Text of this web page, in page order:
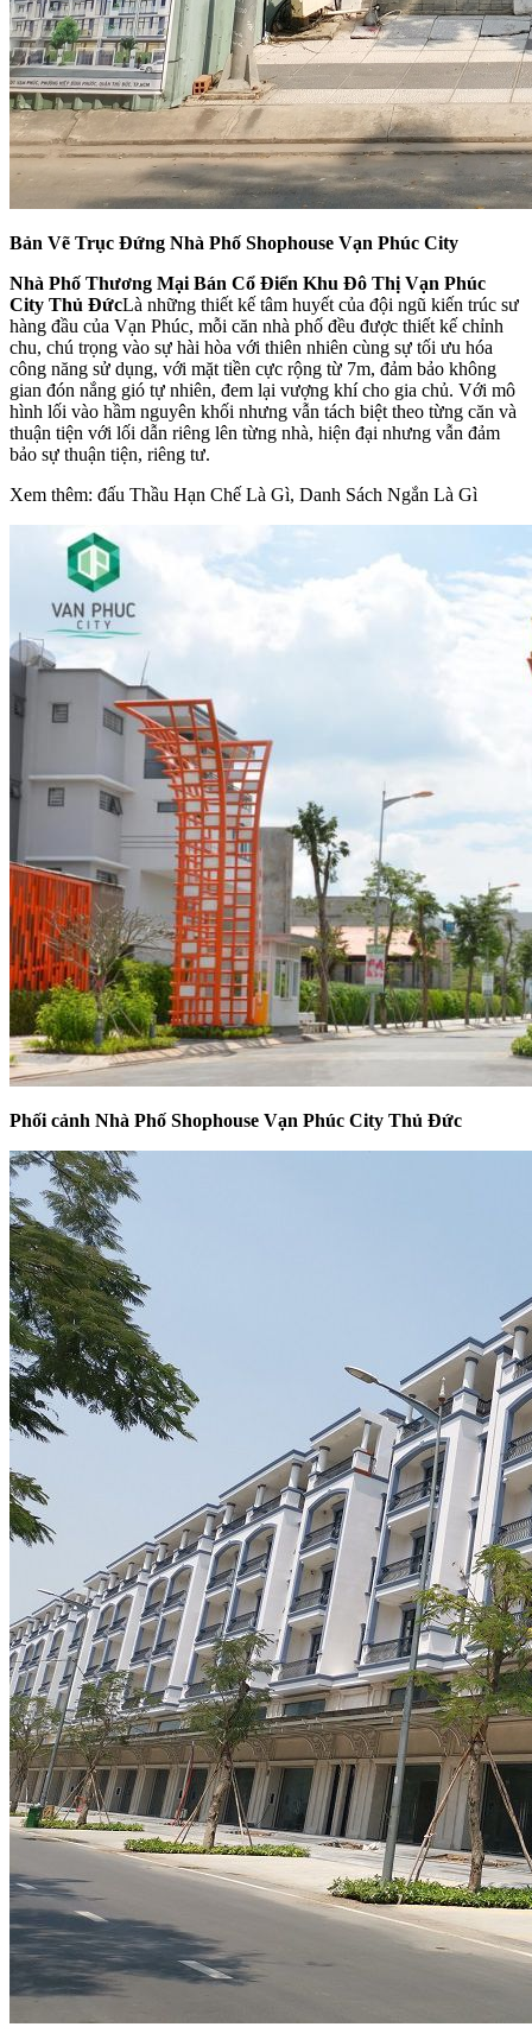
Bản Vẽ Trục Đứng Nhà Phố Shophouse Vạn Phúc City
Nhà Phố Thương Mại Bán Cổ Điển Khu Đô Thị Vạn Phúc
City Thủ ĐứcLà những thiết kế tâm huyết của đội ngũ kiến trúc sư
hàng đầu của Vạn Phúc, mỗi căn nhà phố đều được thiết kế chỉnh
chu, chú trọng vào sự hài hòa với thiên nhiên cùng sự tối ưu hóa
công năng sử dụng, với mặt tiền cực rộng từ 7m, đảm bảo không
gian đón nắng gió tự nhiên, đem lại vượng khí cho gia chủ. Với mô
hình lối vào hầm nguyên khối nhưng vẫn tách biệt theo từng căn và
thuận tiện với lối dẫn riêng lên từng nhà, hiện đại nhưng vẫn đảm
bảo sự thuận tiện, riêng tư.
Xem thêm: đấu Thầu Hạn Chế Là Gì, Danh Sách Ngắn Là Gì
Phối cảnh Nhà Phố Shophouse Vạn Phúc City Thủ Đức